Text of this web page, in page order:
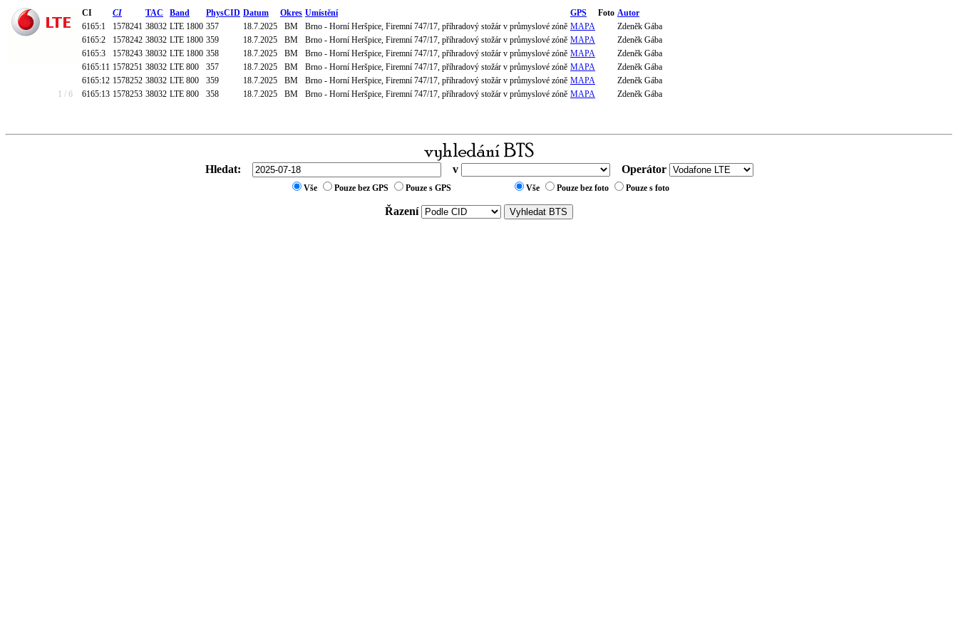
CI CI TAC Band PhysCID Datum Okres Umístění GPS Foto Autor
6165:1
1578241 38032 LTE 1800 357 18.7.2025 BM Brno - Horní Heršpice, Firemní 747/17, příhradový stožár v průmyslové zóně MAPA
Zdeněk Gába
6165:2
1578242 38032 LTE 1800 359 18.7.2025 BM Brno - Horní Heršpice, Firemní 747/17, příhradový stožár v průmyslové zóně MAPA
Zdeněk Gába
6165:3
1578243 38032 LTE 1800 358 18.7.2025 BM Brno - Horní Heršpice, Firemní 747/17, příhradový stožár v průmyslové zóně MAPA
Zdeněk Gába
6165:11 1578251 38032 LTE 800 357 18.7.2025 BM Brno - Horní Heršpice, Firemní 747/17, příhradový stožár v průmyslové zóně MAPA
Zdeněk Gába
6165:12 1578252 38032 LTE 800 359 18.7.2025 BM Brno - Horní Heršpice, Firemní 747/17, příhradový stožár v průmyslové zóně MAPA
Zdeněk Gába
1 / 6
6165:13 1578253 38032 LTE 800 358 18.7.2025 BM Brno - Horní Heršpice, Firemní 747/17, příhradový stožár v průmyslové zóně MAPA Zdeněk Gába
Hledat: v Operátor
Vše Pouze bez GPS Pouze s GPS Vše Pouze bez foto Pouze s foto
Řazení